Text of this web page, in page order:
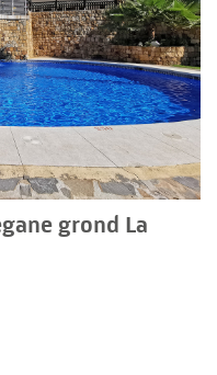
grond La